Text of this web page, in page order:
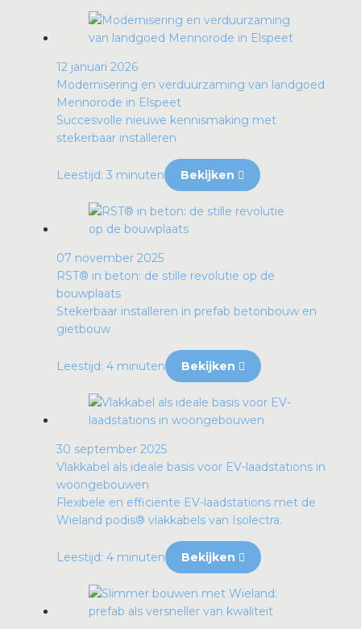
12 januari 2026
Modernisering en verduurzaming van landgoed
Mennorode in Elspeet
Succesvolle nieuwe kennismaking met
stekerbaar installeren
Leestijd: 3 minuten Bekijken
07 november 2025
RST® in beton: de stille revolutie op de
bouwplaats
Stekerbaar installeren in prefab betonbouw en
gietbouw
Leestijd: 4 minuten Bekijken
30 september 2025
Vlakkabel als ideale basis voor EV-laadstations in
woongebouwen
Flexibele en efficiënte EV-laadstations met de
Wieland podis® vlakkabels van Isolectra.
Leestijd: 4 minuten Bekijken